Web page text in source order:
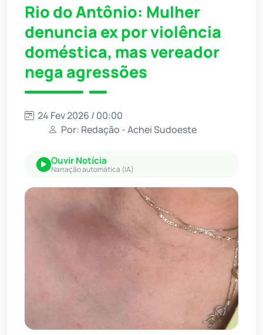
Rio do Antônio: Mulher
denuncia ex por violência
doméstica, mas vereador
nega agressões
24 Fev 2026 / 00:00
Por: Redação - Achei Sudoeste
Ouvir Notícia
Narração automática (IA)